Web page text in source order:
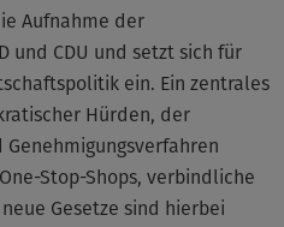
Aufnahme der
und CDU und setzt sich für
ein. Ein zentrales
Hürden, der
Stop-Shops, verbindliche
Gesetze sind hierbei